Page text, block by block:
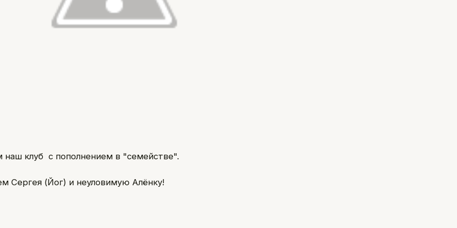
наш клуб с пополнением в "семействе".
Сергея (Йог) и неуловимую Алёнку!